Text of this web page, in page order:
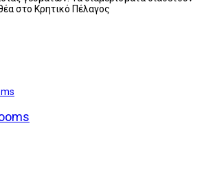
στο Κρητικό Πέλαγος